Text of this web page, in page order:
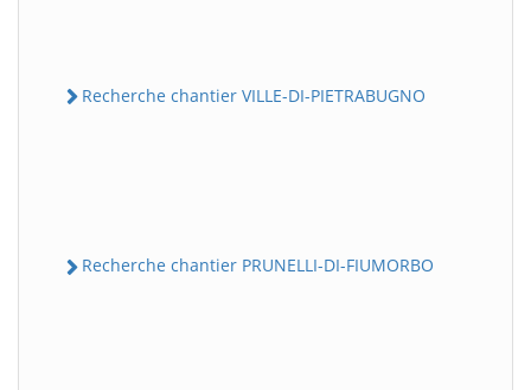
Recherche chantier VILLE-DI-PIETRABUGNO
Recherche chantier PRUNELLI-DI-FIUMORBO